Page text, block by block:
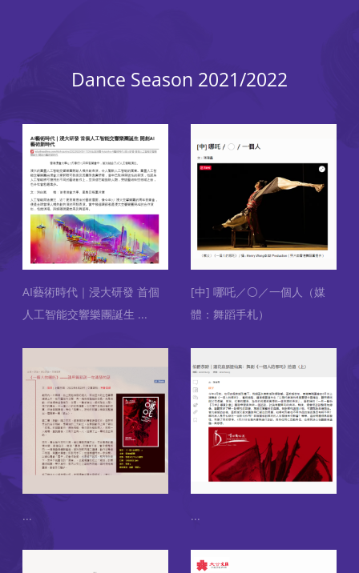
Dance Season 2021/2022
AI藝術時代｜浸大研發 首個
人工智能交響樂團誕生 ...
[中] 哪吒／⚪／一個人（媒
體：舞蹈手札）
... ...